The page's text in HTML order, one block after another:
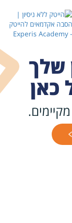
שלך
כאן